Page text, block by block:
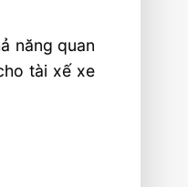
năng quan
tài xế xe